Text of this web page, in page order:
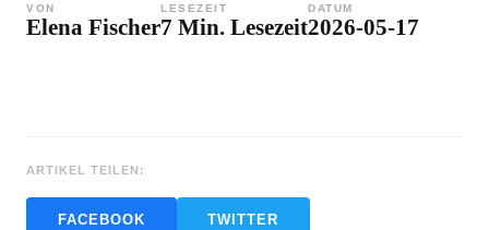
VON
Elena Fischer
LESEZEIT
7 Min. Lesezeit
DATUM
2026-05-17
ARTIKEL TEILEN:
FACEBOOK TWITTER